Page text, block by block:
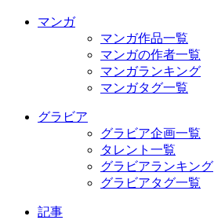
マンガ
マンガ作品一覧
マンガの作者一覧
マンガランキング
マンガタグ一覧
グラビア
グラビア企画一覧
タレント一覧
グラビアランキング
グラビアタグ一覧
記事